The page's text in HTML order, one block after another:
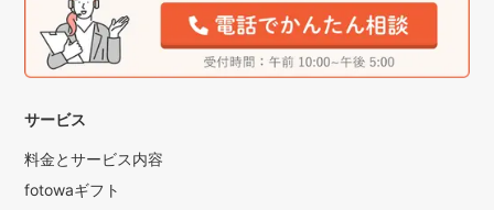
サービス
料金とサービス内容
fotowaギフト